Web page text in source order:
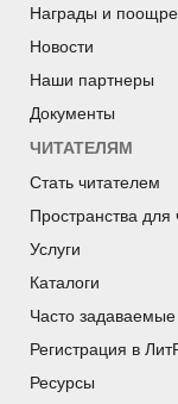
Награды и
Новости
Наши партнеры
Документы
ЧИТАТЕЛЯМ
Стать читателем
Пространства для
Услуги
Каталоги
Часто
Регистрация в
Ресурсы